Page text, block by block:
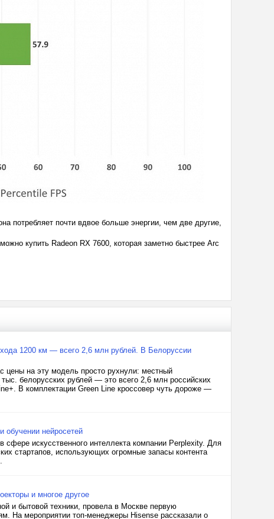
потребляет почти вдвое больше энергии, чем две другие,
купить Radeon RX 7600, которая заметно быстрее Arc
1200 км — всего 2,6 млн рублей. В Белоруссии
цены на эту модель просто рухнули: местный
белорусских рублей — это всего 2,6 млн российских
В комплектации Green Line кроссовер чуть дороже —
обучении нейросетей
сфере искусственного интеллекта компании Perplexity. Для
стартапов, использующих огромные запасы контента
и многое другое
и бытовой техники, провела в Москве первую
На мероприятии топ-менеджеры Hisense рассказали о